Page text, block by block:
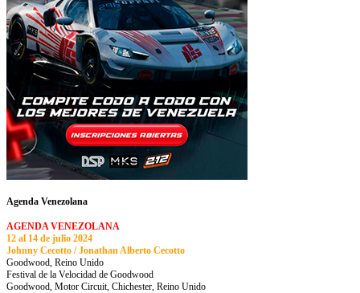
Agenda Venezolana
AGENDA VENEZOLANA
12 al 14 de julio 2024
Johnny Cecotto / Jonathan Alberto Cecotto
Goodwood, Reino Unido
Festival de la Velocidad de Goodwood
Goodwood, Motor Circuit, Chichester, Reino Unido